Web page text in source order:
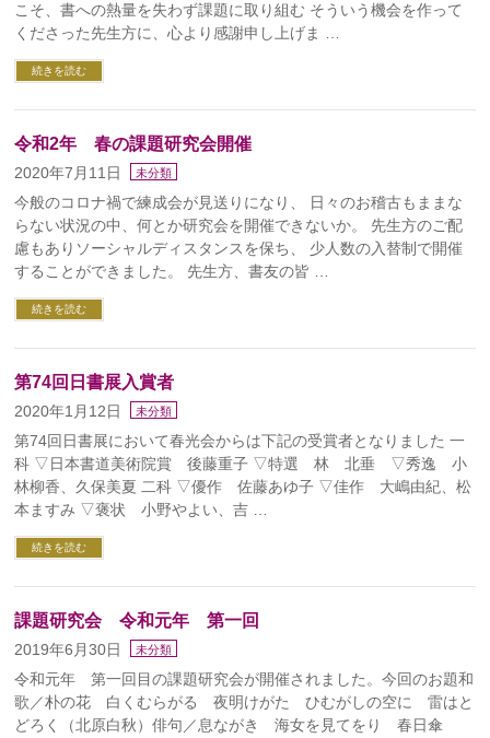
こそ、書への熱量を失わず課題に取り組む そういう機会を作って
くださった先生方に、心より感謝申し上げま …
続きを読む
令和2年 春の課題研究会開催
2020年7月11日 未分類
今般のコロナ禍で練成会が見送りになり、 日々のお稽古もままな
らない状況の中、何とか研究会を開催できないか。 先生方のご配
慮もありソーシャルディスタンスを保ち、 少人数の入替制で開催
することができました。 先生方、書友の皆 …
続きを読む
第74回日書展入賞者
2020年1月12日 未分類
第74回日書展において春光会からは下記の受賞者となりました 一
科 ▽日本書道美術院賞 後藤重子 ▽特選 林 北垂 ▽秀逸 小
林柳香、久保美夏 二科 ▽優作 佐藤あゆ子 ▽佳作 大嶋由紀、松
本ますみ ▽褒状 小野やよい、吉 …
続きを読む
課題研究会 令和元年 第一回
2019年6月30日 未分類
令和元年 第一回目の課題研究会が開催されました。今回のお題和
歌／朴の花 白くむらがる 夜明けがた ひむがしの空に 雷はと
どろく（北原白秋）俳句／息ながき 海女を見てをり 春日傘